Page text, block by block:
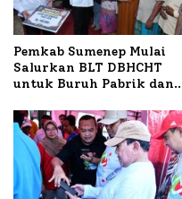
Pemkab Sumenep Mulai
Salurkan BLT DBHCHT
untuk Buruh Pabrik dan